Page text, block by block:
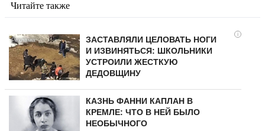
Читайте также
i
ЗАСТАВЛЯЛИ ЦЕЛОВАТЬ НОГИ
И ИЗВИНЯТЬСЯ: ШКОЛЬНИКИ
УСТРОИЛИ ЖЕСТКУЮ
ДЕДОВЩИНУ
КАЗНЬ ФАННИ КАПЛАН В
КРЕМЛЕ: ЧТО В НЕЙ БЫЛО
НЕОБЫЧНОГО